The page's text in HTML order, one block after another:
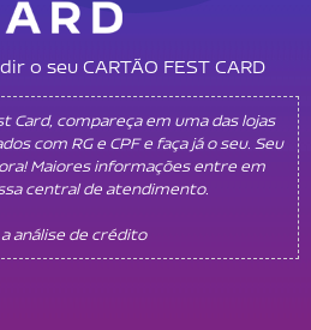
o seu CARTÃO FEST CARD
Card, compareça em uma das lojas
com RG e CPF e faça já o seu. Seu
Maiores informações entre em
central de atendimento.
análise de crédito